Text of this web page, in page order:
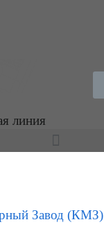
линия
Завод (КМЗ)